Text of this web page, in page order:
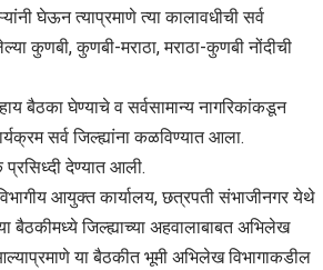
घेऊन त्‍याप्रमाणे त्‍या कालावधीची सर्व
कुणबी, कुणबी-मराठा, मराठा-कुणबी नोंदीची
बैठका घेण्‍याचे व सर्वसामान्य नागरिकांकडून
सर्व जिल्‍ह्यांना कळविण्‍यात आला.
प्रसिध्‍दी देण्‍यात आली.
आयुक्‍त कार्यालय, छत्रपती संभाजीनगर येथे
बैठकीमध्‍ये जिल्‍ह्याच्‍या अहवालाबाबत अभिलेख
या बैठकीत भूमी अभिलेख विभागाकडील